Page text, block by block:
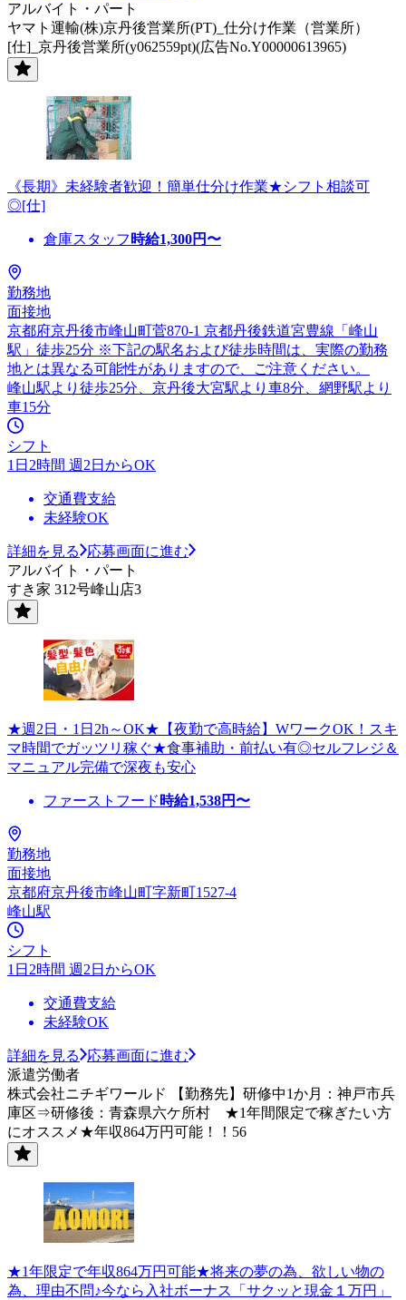
アルバイト・パート
ヤマト運輸(株)京丹後営業所(PT)_仕分け作業（営業所）
[仕]_京丹後営業所(y062559pt)(広告No.Y00000613965)
《長期》未経験者歓迎！簡単仕分け作業★シフト相談可
◎[仕]
倉庫スタッフ 時給1,300円〜
勤務地
面接地
京都府京丹後市峰山町菅870-1 京都丹後鉄道宮豊線「峰山
駅」徒歩25分 ※下記の駅名および徒歩時間は、実際の勤務
地とは異なる可能性がありますので、ご注意ください。
峰山駅より徒歩25分、京丹後大宮駅より車8分、網野駅より
車15分
シフト
1日2時間 週2日からOK
交通費支給
未経験OK
詳細を見る
応募画面に進む
アルバイト・パート
すき家 312号峰山店3
★週2日・1日2h～OK★【夜勤で高時給】WワークOK！スキ
マ時間でガッツリ稼ぐ★食事補助・前払い有◎セルフレジ＆
マニュアル完備で深夜も安心
ファーストフード 時給1,538円〜
勤務地
面接地
京都府京丹後市峰山町字新町1527-4
峰山駅
シフト
1日2時間 週2日からOK
交通費支給
未経験OK
詳細を見る
応募画面に進む
派遣労働者
株式会社ニチギワールド 【勤務先】研修中1か月：神戸市兵
庫区⇒研修後：青森県六ケ所村 ★1年間限定で稼ぎたい方
にオススメ★年収864万円可能！！56
★1年限定で年収864万円可能★将来の夢の為、欲しい物の
為、理由不問♪今なら入社ボーナス「サクッと現金１万円」